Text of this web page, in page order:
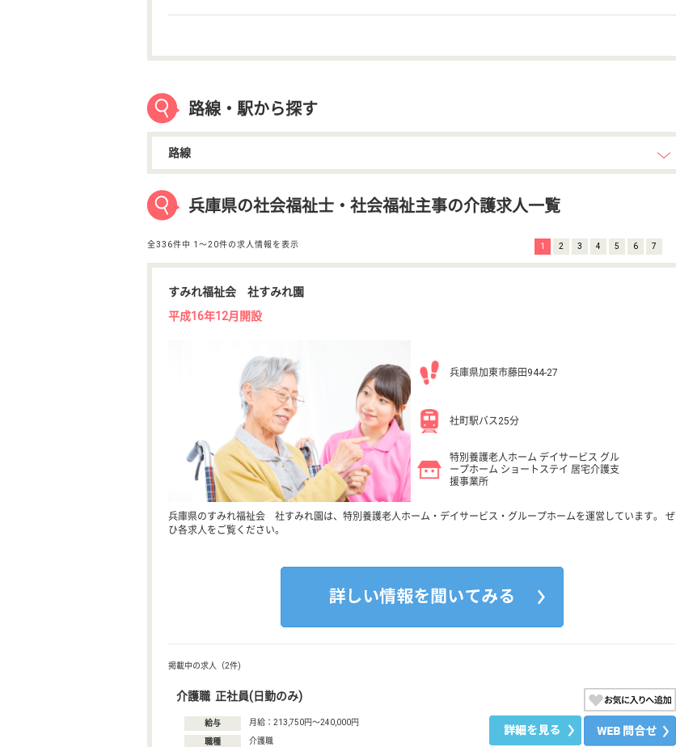
路線・駅から探す
路線
兵庫県の社会福祉士・社会福祉主事の介護求人一覧
全336件中 1〜20件の求人情報を表示 1 2 3 4 5 6 7
すみれ福祉会 社すみれ園
平成16年12月開設
兵庫県加東市藤田944-27
社町駅バス25分
特別養護老人ホーム デイサービス グル
ープホーム ショートステイ 居宅介護支
援事業所
兵庫県のすみれ福祉会 社すみれ園は、特別養護老人ホーム・デイサービス・グループホームを運営しています。 ぜ
ひ各求人をご覧ください。
掲載中の求人（2件)
介護職 正社員(日勤のみ)
給与 月給：213,750円〜240,000円
職種 介護職